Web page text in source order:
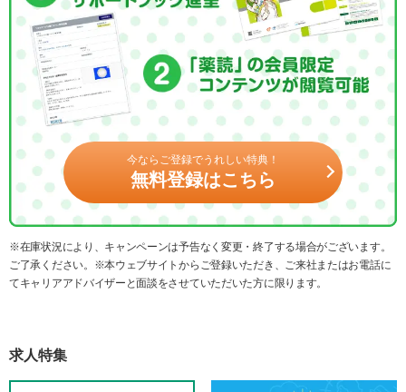
今ならご登録でうれしい特典！
無料登録はこちら
※在庫状況により、キャンペーンは予告なく変更・終了する場合がございます。
ご了承ください。※本ウェブサイトからご登録いただき、ご来社またはお電話に
てキャリアアドバイザーと面談をさせていただいた方に限ります。
求人特集